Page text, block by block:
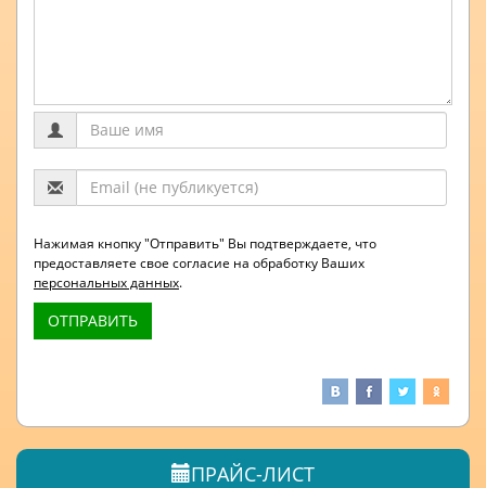
Нажимая кнопку "Отправить" Вы подтверждаете, что
предоставляете свое согласие на обработку Ваших
персональных данных.
ОТПРАВИТЬ
ПРАЙС-ЛИСТ